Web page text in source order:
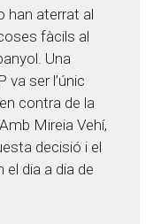
han aterrat al
fàcils al
Una
va ser l’únic
contra de la
Mireia Vehí,
decisió i el
el dia a dia de